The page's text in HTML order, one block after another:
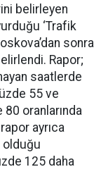
belirleyen
‘Trafik
sonra
Rapor;
saatlerde
55 ve
80 oranlarında
ayrıca
olduğu
125 daha